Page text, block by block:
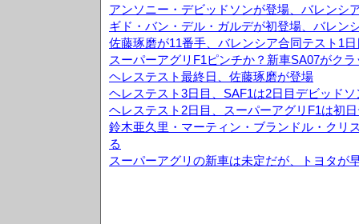
アンソニー・デビッドソンが登場、バレンシ
ギド・バン・デル・ガルデが初登場、バレン
佐藤琢磨が11番手、バレンシア合同テスト1日
スーパーアグリF1ピンチか？新車SA07がク
ヘレステスト最終日、佐藤琢磨が登場
ヘレステスト3日目、SAF1は2日目デビッド
ヘレステスト2日目、スーパーアグリF1は初
鈴木亜久里・マーティン・ブランドル・クリ
る
スーパーアグリの新車は未定だが、トヨタが